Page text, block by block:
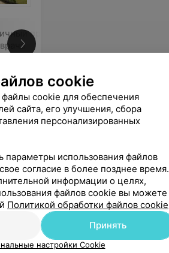
прием детского
Еще
cookie
файлы cookie для обеспечения
сайта, его улучшения, сбора
персонализированных
параметры использования файлов
согласие в более позднее время.
информации о целях,
файлов cookie вы можете
Политикой обработки файлов cookie
Принять
настройки Cookie